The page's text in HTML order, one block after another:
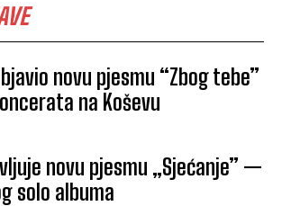
novu pjesmu “Zbog tebe”
na Koševu
novu pjesmu „Sjećanje” —
solo albuma